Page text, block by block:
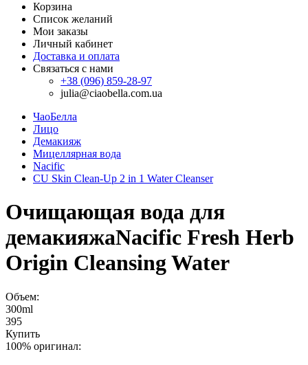
Корзина
Список желаний
Мои заказы
Личный кабинет
Доставка и оплата
Связаться с нами
+38 (096) 859-28-97
julia@ciaobella.com.ua
ЧаоБелла
Лицо
Демакияж
Мицеллярная вода
Nacific
CU Skin Clean-Up 2 in 1 Water Cleanser
Очищающая вода для
демакияжаNacific Fresh Herb
Origin Cleansing Water
Объем:
300ml
395
Купить
100% оригинал: